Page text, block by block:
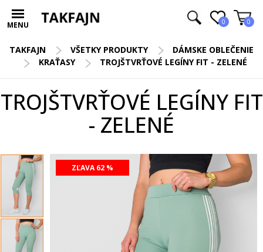
MENU 0 0
TAKFAJN VŠETKY PRODUKTY
DÁMSKE OBLEČENIE
KRAŤASY
TROJŠTVRŤOVÉ LEGÍNY FIT - ZELENÉ
TROJŠTVRŤOVÉ LEGÍNY FIT
- ZELENÉ
ZĽAVA 62 %